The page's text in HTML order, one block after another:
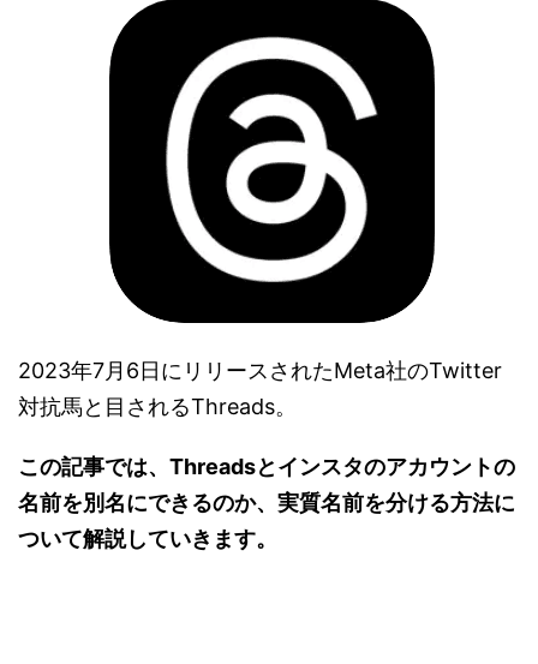
2023年7月6日にリリースされたMeta社のTwitter
対抗馬と目されるThreads。
この記事では、Threadsとインスタのアカウントの
名前を別名にできるのか、実質名前を分ける方法に
ついて解説していきます。